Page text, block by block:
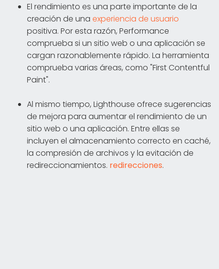
El rendimiento es una parte importante de la
creación de una experiencia de usuario
positiva. Por esta razón, Performance
comprueba si un sitio web o una aplicación se
cargan razonablemente rápido. La herramienta
comprueba varias áreas, como "First Contentful
Paint".
Al mismo tiempo, Lighthouse ofrece sugerencias
de mejora para aumentar el rendimiento de un
sitio web o una aplicación. Entre ellas se
incluyen el almacenamiento correcto en caché,
la compresión de archivos y la evitación de
redireccionamientos. redirecciones.